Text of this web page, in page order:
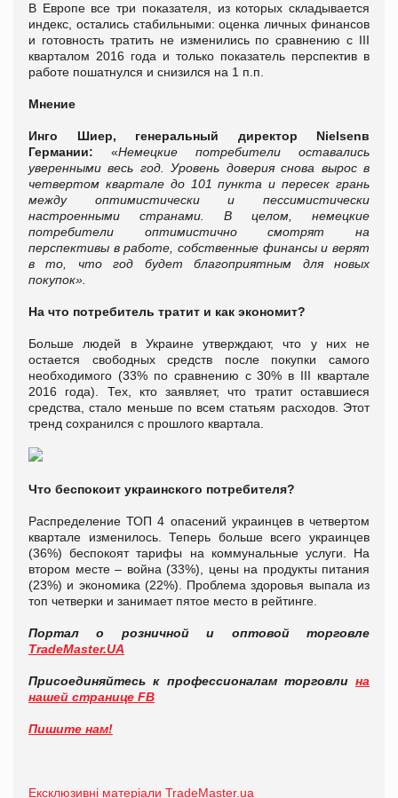
В Европе все три показателя, из которых складывается
индекс, остались стабильными: оценка личных финансов
и готовность тратить не изменились по сравнению с III
кварталом 2016 года и только показатель перспектив в
работе пошатнулся и снизился на 1 п.п.
Мнение
Инго Шиер, генеральный директор Nielsenв
Германии: «Немецкие потребители оставались
уверенными весь год. Уровень доверия снова вырос в
четвертом квартале до 101 пункта и пересек грань
между оптимистически и пессимистически
настроенными странами. В целом, немецкие
потребители оптимистично смотрят на
перспективы в работе, собственные финансы и верят
в то, что год будет благоприятным для новых
покупок».
На что потребитель тратит и как экономит?
Больше людей в Украине утверждают, что у них не
остается свободных средств после покупки самого
необходимого (33% по сравнению с 30% в ІІІ квартале
2016 года). Тех, кто заявляет, что тратит оставшиеся
средства, стало меньше по всем статьям расходов. Этот
тренд сохранился с прошлого квартала.
Что беспокоит украинского потребителя?
Распределение ТОП 4 опасений украинцев в четвертом
квартале изменилось. Теперь больше всего украинцев
(36%) беспокоят тарифы на коммунальные услуги. На
втором месте – война (33%), цены на продукты питания
(23%) и экономика (22%). Проблема здоровья выпала из
топ четверки и занимает пятое место в рейтинге.
Портал о розничной и оптовой торговле
TradeMaster.UA
Присоединяйтесь к профессионалам торговли на
нашей странице FB
Пишите нам!
Ексклюзивні матеріали TradeMaster.ua